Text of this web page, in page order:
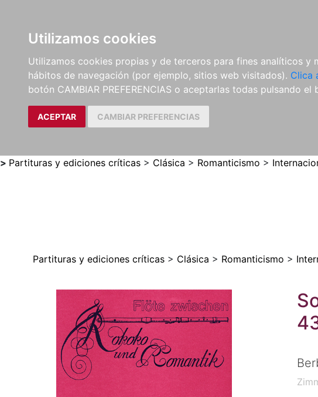
Utilizamos cookies
Utilizamos cookies propias y de terceros para fines analíticos
hábitos de navegación (por ejemplo, sitios web visitados). Clica
botón CAMBIAR PREFERENCIAS o aceptarlas todas pulsando el
ACEPTAR CAMBIAR PREFERENCIAS
LIBROS
MÉTODOS Y
EJERCICIOS
PARTITURAS Y EDICIONES
CRÍTICAS
> Partituras y ediciones críticas > Clásica > Romanticismo >
Partituras y ediciones críticas > Clásica > Romanticismo >